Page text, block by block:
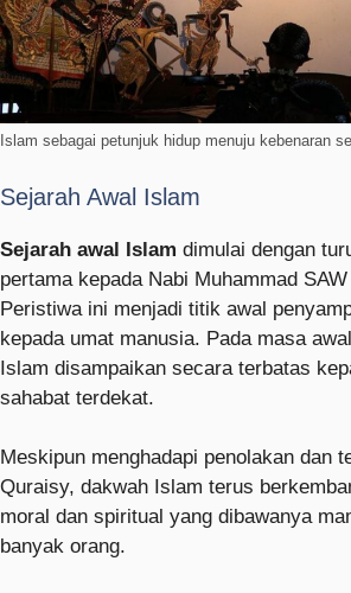
Islam sebagai petunjuk hidup menuju kebenaran
Sejarah Awal Islam
Sejarah awal Islam dimulai dengan
pertama kepada Nabi Muhammad
Peristiwa ini menjadi titik awal
kepada umat manusia. Pada masa
Islam disampaikan secara terbatas
sahabat terdekat.
Meskipun menghadapi penolakan dan
Quraisy, dakwah Islam terus
moral dan spiritual yang dibawanya
banyak orang.